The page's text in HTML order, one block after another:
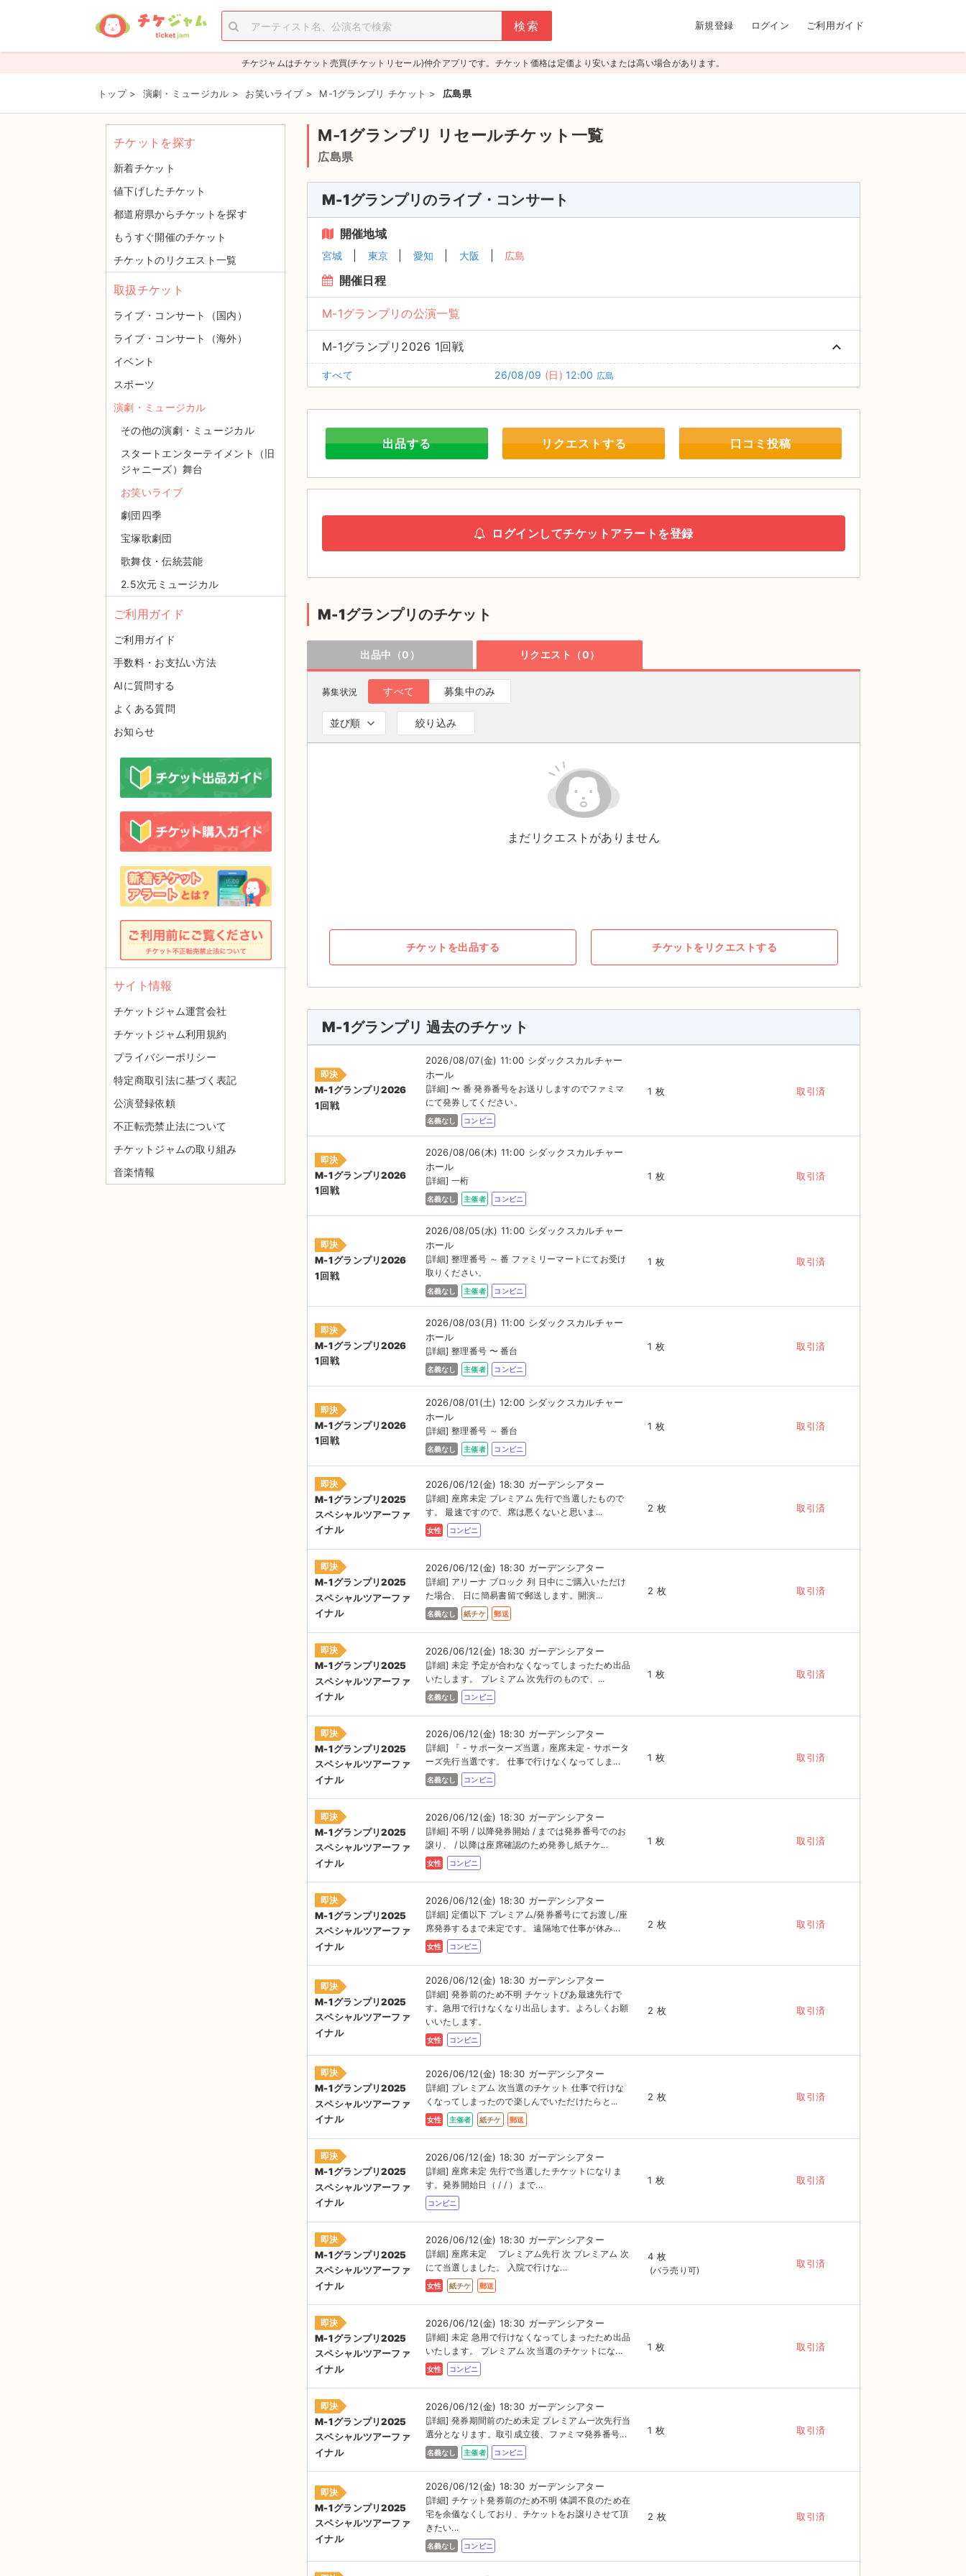
新規登録 ログイン ご利用ガイド
チケジャムはチケット売買(チケットリセール)仲介アプリです。チケット価格は定価より安いまたは高い場合があります。
トップ > 演劇・ミュージカル > お笑いライブ > M-1グランプリ チケット > 広島県
M-1グランプリ リセールチケット一覧
広島県
M-1グランプリのライブ・コンサート
開催地域
宮城 東京 愛知 大阪 広島
開催日程
M-1グランプリの公演一覧
M-1グランプリ2026 1回戦 keyboard_arrow_up
すべて 26/08/09 (日) 12:00 広島
出品する リクエストする 口コミ投稿
ログインしてチケットアラートを登録
M-1グランプリのチケット
出品中（0） リクエスト（0）
募集状況 すべて 募集中のみ
並び順 絞り込み
まだリクエストがありません
チケットを出品する チケットをリクエストする
M-1グランプリ 過去のチケット
即決
M-1グランプリ2026
1回戦
2026/08/07(金) 11:00 シダックスカルチャー
ホール
[詳細] 〜 番 発券番号をお送りしますのでファミマ
にて発券してください。
名義なし コンビニ
1 枚 取引済
即決
M-1グランプリ2026
1回戦
2026/08/06(木) 11:00 シダックスカルチャー
ホール
[詳細] 一桁
名義なし 主催者 コンビニ
1 枚 取引済
即決
M-1グランプリ2026
1回戦
2026/08/05(水) 11:00 シダックスカルチャー
ホール
[詳細] 整理番号 ～ 番 ファミリーマートにてお受け
取りください。
名義なし 主催者 コンビニ
1 枚 取引済
即決
M-1グランプリ2026
1回戦
2026/08/03(月) 11:00 シダックスカルチャー
ホール
[詳細] 整理番号 〜 番台
名義なし 主催者 コンビニ
1 枚 取引済
即決
M-1グランプリ2026
1回戦
2026/08/01(土) 12:00 シダックスカルチャー
ホール
[詳細] 整理番号 ～ 番台
名義なし 主催者 コンビニ
1 枚 取引済
即決
M-1グランプリ2025
スペシャルツアーファ
イナル
2026/06/12(金) 18:30 ガーデンシアター
[詳細] 座席未定 プレミアム 先行で当選したもので
す。 最速ですので、席は悪くないと思いま...
女性 コンビニ
2 枚 取引済
即決
M-1グランプリ2025
スペシャルツアーファ
イナル
2026/06/12(金) 18:30 ガーデンシアター
[詳細] アリーナ ブロック 列 日中にご購入いただけ
た場合、 日に簡易書留で郵送します。開演...
名義なし 紙チケ 郵送
2 枚 取引済
即決
M-1グランプリ2025
スペシャルツアーファ
イナル
2026/06/12(金) 18:30 ガーデンシアター
[詳細] 未定 予定が合わなくなってしまったため出品
いたします。 プレミアム 次先行のもので、...
名義なし コンビニ
1 枚 取引済
即決
M-1グランプリ2025
スペシャルツアーファ
イナル
2026/06/12(金) 18:30 ガーデンシアター
[詳細] 『 - サポーターズ当選』座席未定 - サポータ
ーズ先行当選です。 仕事で行けなくなってしま...
名義なし コンビニ
1 枚 取引済
即決
M-1グランプリ2025
スペシャルツアーファ
イナル
2026/06/12(金) 18:30 ガーデンシアター
[詳細] 不明 / 以降発券開始 / までは発券番号でのお
譲り、 / 以降は座席確認のため発券し紙チケ...
女性 コンビニ
1 枚 取引済
即決
M-1グランプリ2025
スペシャルツアーファ
イナル
2026/06/12(金) 18:30 ガーデンシアター
[詳細] 定価以下 プレミアム/発券番号にてお渡し/座
席発券するまで未定です。 遠隔地で仕事が休み...
女性 コンビニ
2 枚 取引済
即決
M-1グランプリ2025
スペシャルツアーファ
イナル
2026/06/12(金) 18:30 ガーデンシアター
[詳細] 発券前のため不明 チケットぴあ最速先行で
す。急用で行けなくなり出品します。よろしくお願
いいたします。
女性 コンビニ
2 枚 取引済
即決
M-1グランプリ2025
スペシャルツアーファ
イナル
2026/06/12(金) 18:30 ガーデンシアター
[詳細] プレミアム 次当選のチケット 仕事で行けな
くなってしまったので楽しんでいただけたらと...
女性 主催者 紙チケ 郵送
2 枚 取引済
即決
M-1グランプリ2025
スペシャルツアーファ
イナル
2026/06/12(金) 18:30 ガーデンシアター
[詳細] 座席未定 先行で当選したチケットになりま
す。発券開始日（ / / ）まで...
コンビニ
1 枚 取引済
即決
M-1グランプリ2025
スペシャルツアーファ
イナル
2026/06/12(金) 18:30 ガーデンシアター
[詳細] 座席未定 プレミアム先行 次 プレミアム 次
にて当選しました。 入院で行けな...
女性 紙チケ 郵送
4 枚
取引済
即決
M-1グランプリ2025
スペシャルツアーファ
イナル
2026/06/12(金) 18:30 ガーデンシアター
[詳細] 未定 急用で行けなくなってしまったため出品
いたします。 プレミアム 次当選のチケットにな...
女性 コンビニ
1 枚 取引済
即決
M-1グランプリ2025
スペシャルツアーファ
イナル
2026/06/12(金) 18:30 ガーデンシアター
[詳細] 発券期間前のため未定 プレミアム一次先行当
選分となります。取引成立後、ファミマ発券番号...
名義なし 主催者 コンビニ
1 枚 取引済
即決
M-1グランプリ2025
スペシャルツアーファ
イナル
2026/06/12(金) 18:30 ガーデンシアター
[詳細] チケット発券前のため不明 体調不良のため在
宅を余儀なくしており、チケットをお譲りさせて頂
きたい...
名義なし コンビニ
2 枚 取引済
チケットを探す
新着チケット
値下げしたチケット
都道府県からチケットを探す
もうすぐ開催のチケット
チケットのリクエスト一覧
取扱チケット
ライブ・コンサート（国内）
ライブ・コンサート（海外）
イベント
スポーツ
演劇・ミュージカル
その他の演劇・ミュージカル
スタートエンターテイメント（旧
ジャニーズ）舞台
お笑いライブ
劇団四季
宝塚歌劇団
歌舞伎・伝統芸能
2.5次元ミュージカル
ご利用ガイド
ご利用ガイド
手数料・お支払い方法
AIに質問する
よくある質問
お知らせ
サイト情報
チケットジャム運営会社
チケットジャム利用規約
プライバシーポリシー
特定商取引法に基づく表記
公演登録依頼
不正転売禁止法について
チケットジャムの取り組み
音楽情報